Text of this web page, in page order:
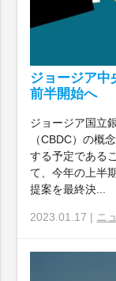
ジョージア中
前半開始へ
ジョージア国立
（CBDC）の概
する予定である
て、今年の上半
提案を最終決...
2023.01.17 | ニ